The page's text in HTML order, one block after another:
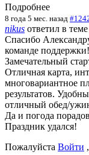
Подробнее
8 года 5 мес. назад
nikus ответил в теме
Спасибо
команде поддержки!
Замечательный
Отличная карта,
многовариантное
результатов.
отличный обед/
Да и погода
Праздник удался!
Пожалуйста Войти